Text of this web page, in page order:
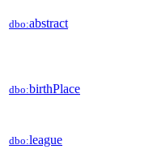
dbo:abstract
dbo:birthPlace
dbo:league